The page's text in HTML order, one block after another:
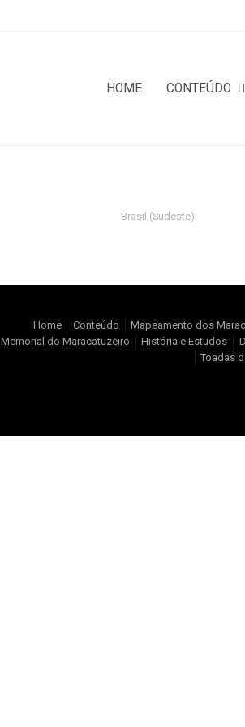
HOME CONTEÚDO
Brasil (Sudeste)
Home Conteúdo Mapeamento dos
Memorial do Maracatuzeiro
História e Estudos
Toadas